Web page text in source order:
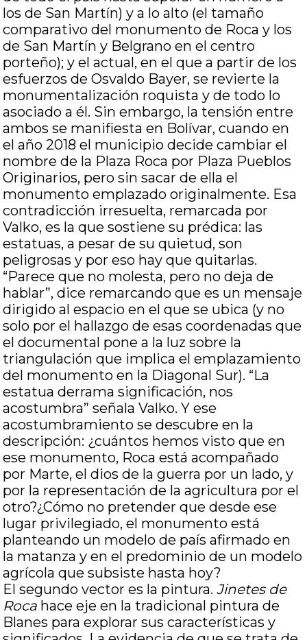
los de San Martín) y a lo alto (el tamaño
comparativo del monumento de Roca y los
de San Martín y Belgrano en el centro
porteño); y el actual, en el que a partir de los
esfuerzos de Osvaldo Bayer, se revierte la
monumentalización roquista y de todo lo
asociado a él. Sin embargo, la tensión entre
ambos se manifiesta en Bolívar, cuando en
el año 2018 el municipio decide cambiar el
nombre de la Plaza Roca por Plaza Pueblos
Originarios, pero sin sacar de ella el
monumento emplazado originalmente. Esa
contradicción irresuelta, remarcada por
Valko, es la que sostiene su prédica: las
estatuas, a pesar de su quietud, son
peligrosas y por eso hay que quitarlas.
“Parece que no molesta, pero no deja de
hablar”, dice remarcando que es un mensaje
dirigido al espacio en el que se ubica (y no
solo por el hallazgo de esas coordenadas que
el documental pone a la luz sobre la
triangulación que implica el emplazamiento
del monumento en la Diagonal Sur). “La
estatua derrama significación, nos
acostumbra” señala Valko. Y ese
acostumbramiento se descubre en la
descripción: ¿cuántos hemos visto que en
ese monumento, Roca está acompañado
por Marte, el dios de la guerra por un lado, y
por la representación de la agricultura por el
otro?¿Cómo no pretender que desde ese
lugar privilegiado, el monumento está
planteando un modelo de país afirmado en
la matanza y en el predominio de un modelo
agrícola que subsiste hasta hoy?
El segundo vector es la pintura.Jinetes de
Roca hace eje en la tradicional pintura de
Blanes para explorar sus características y